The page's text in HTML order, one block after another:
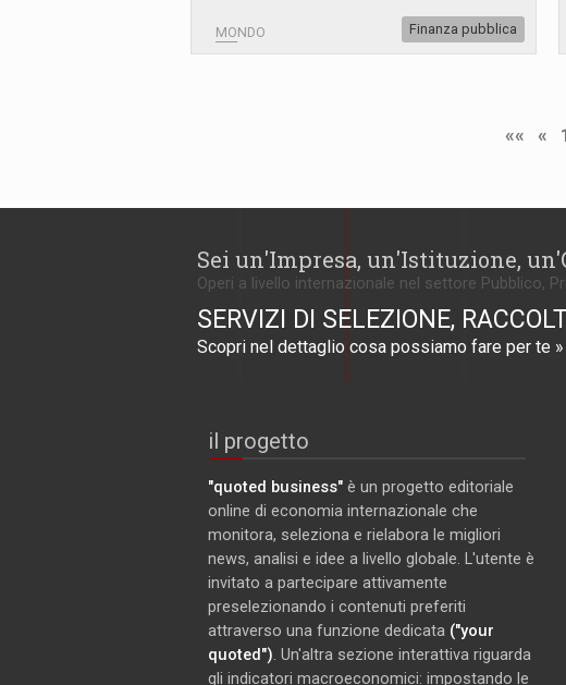
MONDO Finanza pubblica
«« «
Sei un'Impresa, un'Istituzione,
Operi a livello internazionale nel settore Pubblico,
SERVIZI DI SELEZIONE,
Scopri nel dettaglio cosa possiamo fare per te »
il progetto
"quoted business" è un progetto editoriale
online di economia internazionale che
monitora, seleziona e rielabora le migliori
news, analisi e idee a livello globale. L'utente è
invitato a partecipare attivamente
preselezionando i contenuti preferiti
attraverso una funzione dedicata ("your
quoted"). Un'altra sezione interattiva riguarda
gli indicatori macroeconomici: impostando le